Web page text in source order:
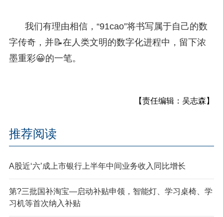
我们有理由相信，“91cao”将书写属于自己的数
字传奇，并📝在人类文明的数字化进程中，留下浓
墨重彩😀的一笔。
【责任编辑：吴志森】
推荐阅读
A股近‘六’成上市银行上半年中间业务收入同比增长
第?三批国补淘宝—启动补贴申领，智能灯、学习桌椅、学
习机等首次纳入补贴